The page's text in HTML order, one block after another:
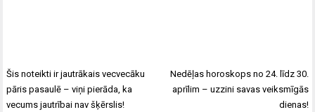
Šis noteikti ir jautrākais vecvecāku
pāris pasaulē – viņi pierāda, ka
vecums jautrībai nav šķērslis!
Nedēļas horoskops no 24. līdz 30.
aprīlim – uzzini savas veiksmīgās
dienas!